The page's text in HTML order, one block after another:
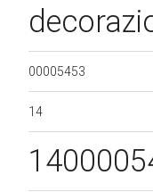
00005453
14